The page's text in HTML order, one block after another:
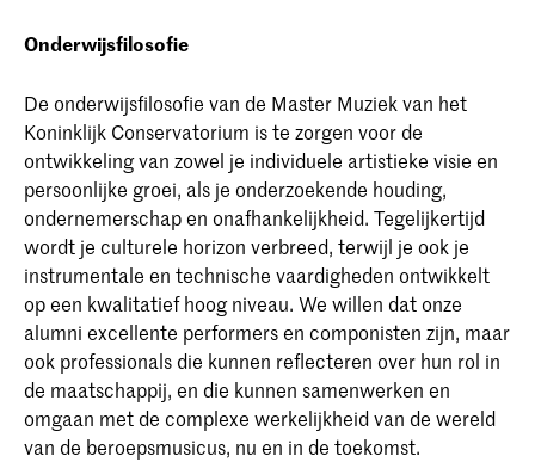
Onderwijsfilosofie
De onderwijsfilosofie van de Master Muziek van het
Koninklijk Conservatorium is te zorgen voor de
ontwikkeling van zowel je individuele artistieke visie en
persoonlijke groei, als je onderzoekende houding,
ondernemerschap en onafhankelijkheid. Tegelijkertijd
wordt je culturele horizon verbreed, terwijl je ook je
instrumentale en technische vaardigheden ontwikkelt
op een kwalitatief hoog niveau. We willen dat onze
alumni excellente performers en componisten zijn, maar
ook professionals die kunnen reflecteren over hun rol in
de maatschappij, en die kunnen samenwerken en
omgaan met de complexe werkelijkheid van de wereld
van de beroepsmusicus, nu en in de toekomst.